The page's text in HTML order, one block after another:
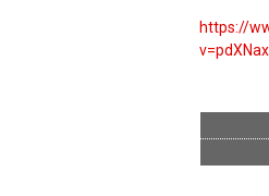
https://